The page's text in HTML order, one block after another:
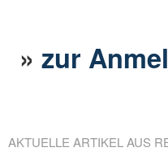
»zur
AKTUELLE ARTIKEL AUS